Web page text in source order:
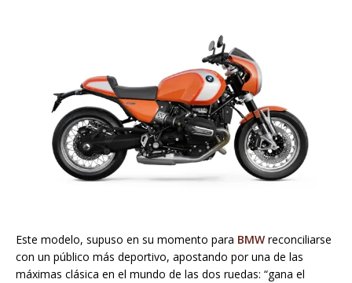
Este modelo, supuso en su momento para BMW reconciliarse
con un público más deportivo, apostando por una de las
máximas clásica en el mundo de las dos ruedas: “gana el